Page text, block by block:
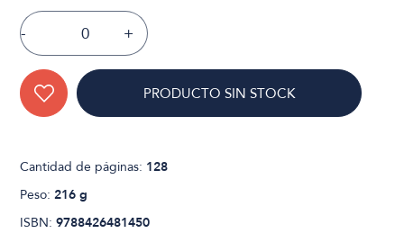
- +
PRODUCTO SIN STOCK
Cantidad de páginas: 128
Peso:216 g
ISBN:9788426481450